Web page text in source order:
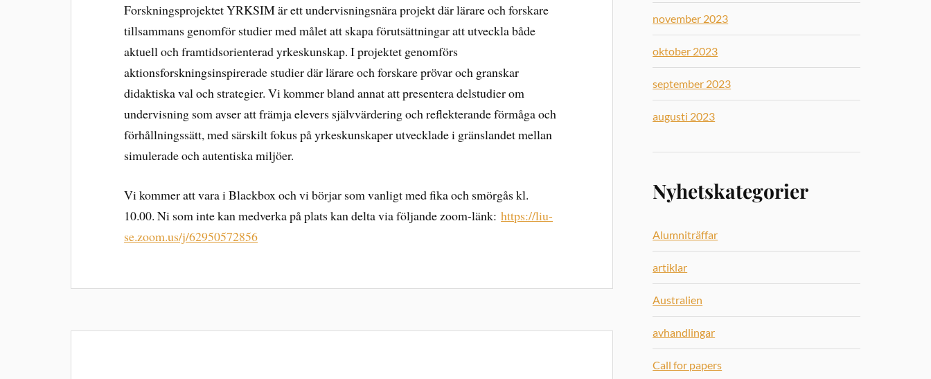
Forskningsprojektet YRKSIM är ett undervisningsnära projekt där lärare och forskare
tillsammans genomför studier med målet att skapa förutsättningar att utveckla både
aktuell och framtidsorienterad yrkeskunskap. I projektet genomförs
aktionsforskningsinspirerade studier där lärare och forskare prövar och granskar
didaktiska val och strategier. Vi kommer bland annat att presentera delstudier om
undervisning som avser att främja elevers självvärdering och reflekterande förmåga och
förhållningssätt, med särskilt fokus på yrkeskunskaper utvecklade i gränslandet mellan
simulerade och autentiska miljöer.
Vi kommer att vara i Blackbox och vi börjar som vanligt med fika och smörgås kl.
10.00. Ni som inte kan medverka på plats kan delta via följande zoom-länk:https://liu-
se.zoom.us/j/62950572856
november 2023
oktober 2023
september 2023
augusti 2023
Nyhetskategorier
Alumniträffar
artiklar
Australien
avhandlingar
Call for papers